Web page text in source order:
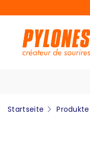
Startseite Produkte